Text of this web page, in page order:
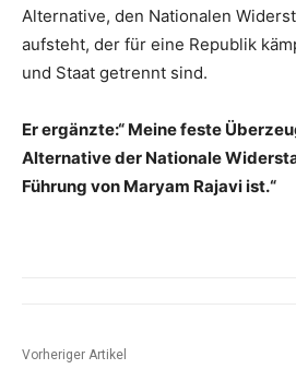
Alternative, den Nationalen
aufsteht, der für eine Republik
und Staat getrennt sind.
Er ergänzte:“ Meine feste
Alternative der Nationale
Führung von Maryam Rajavi ist.“
Vorheriger Artikel